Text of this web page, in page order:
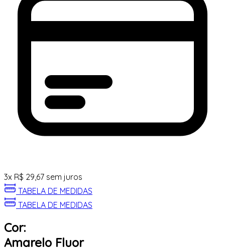
3x R$ 29,67 sem juros
TABELA DE MEDIDAS
TABELA DE MEDIDAS
Cor:
Amarelo Fluor